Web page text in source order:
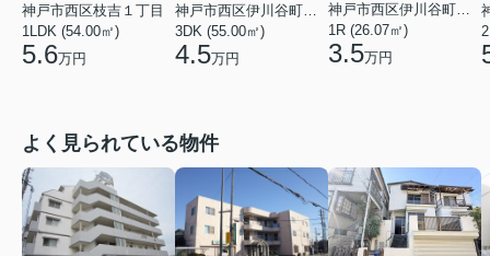
神戸市西区枝吉１丁目
1LDK (54.00㎡)
5.6万円
神戸市西区伊川谷町有瀬
3DK (55.00㎡)
4.5万円
神戸市西区伊川谷町有瀬
1R (26.07㎡)
3.5万円
よく見られている物件